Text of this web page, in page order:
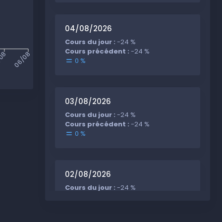
06/08
04/08/2026
Cours du jour :-24 %
Cours précédent :-24 %
0 %
03/08/2026
Cours du jour :-24 %
Cours précédent :-24 %
0 %
02/08/2026
Cours du jour :-24 %